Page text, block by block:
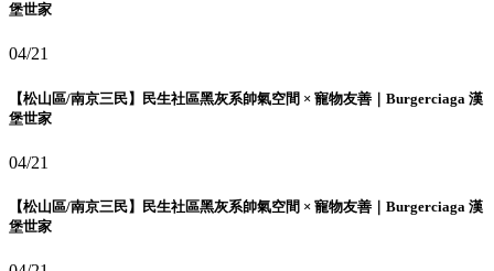
堡世家
04/21
【松山區/南京三民】民生社區黑灰系帥氣空間 × 寵物友善｜Burgerciaga 漢
堡世家
04/21
【松山區/南京三民】民生社區黑灰系帥氣空間 × 寵物友善｜Burgerciaga 漢
堡世家